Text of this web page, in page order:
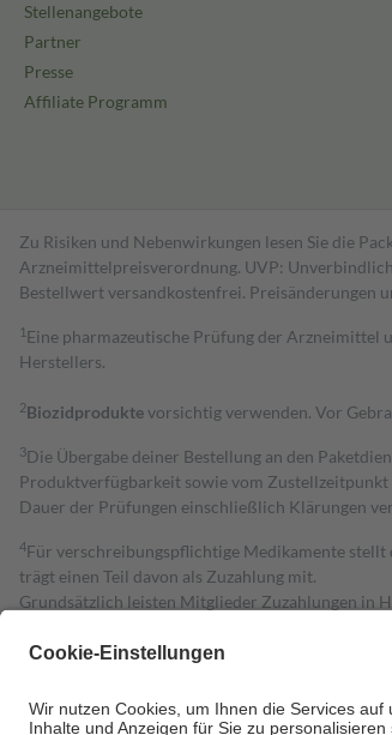
Stellenangebote
Partner
Presse
Affiliate Programm
Zu Risiken und Nebenwirkungen lesen Sie die
Arzneimittelpreisverordnung. UVP:
Bestell­wert versand­kosten­frei. Preisänderungen
1 Eine pharmazeutische Prüfung der Arzneimittel
Herstellers.
2Biozidproduktevorsichtig verwenden. Vor
3Die Übergabe deiner Bestellung an den
Produktverfügbarkeit sowie vom
Dauer der Prüfungen einschließlich Klärungen
4Für verschreibungspflichtige Medikamente stellt
trägt einen Teil davon als Zuzahlung mit.
Grundsätzlich leisten Mitglieder Zuzahlungen in
Diese Regeln gelten grundsätzlich auch für
Um das Engagement der Versicherten für ihre
• Kindern und Jugendlichen bis zum